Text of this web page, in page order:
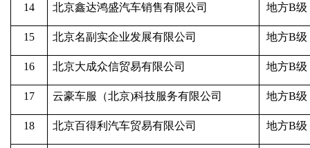
14 北京鑫达鸿盛汽车销售有限公司 地方B级
15 北京名副实企业发展有限公司 地方B级
16 北京大成众信贸易有限公司 地方B级
17 云豪车服（北京)科技服务有限公司 地方B级
18 北京百得利汽车贸易有限公司 地方B级